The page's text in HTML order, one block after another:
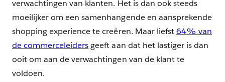
verwachtingen van klanten. Het is dan ook steeds
moeilijker om een samenhangende en aansprekende
shopping experience te creëren. Maar liefst64% van
de commerceleidersgeeft aan dat het lastiger is dan
ooit om aan de verwachtingen van de klant te
voldoen.